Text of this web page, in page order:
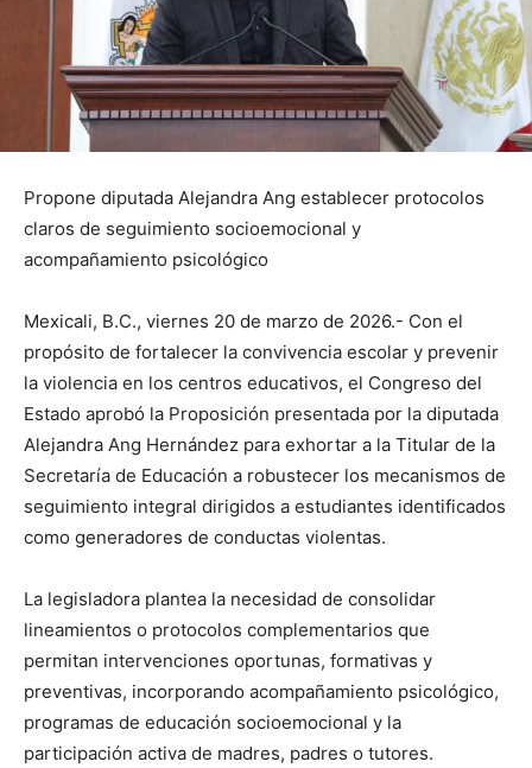
Propone diputada Alejandra Ang establecer protocolos
claros de seguimiento socioemocional y
acompañamiento psicológico
Mexicali, B.C., viernes 20 de marzo de 2026.- Con el
propósito de fortalecer la convivencia escolar y prevenir
la violencia en los centros educativos, el Congreso del
Estado aprobó la Proposición presentada por la diputada
Alejandra Ang Hernández para exhortar a la Titular de la
Secretaría de Educación a robustecer los mecanismos de
seguimiento integral dirigidos a estudiantes identificados
como generadores de conductas violentas.
La legisladora plantea la necesidad de consolidar
lineamientos o protocolos complementarios que
permitan intervenciones oportunas, formativas y
preventivas, incorporando acompañamiento psicológico,
programas de educación socioemocional y la
participación activa de madres, padres o tutores.